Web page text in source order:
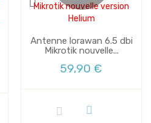
Antenne lorawan 6.5 dbi
Mikrotik nouvelle...
59,90 €